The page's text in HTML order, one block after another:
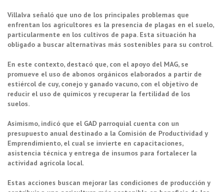
Villalva señaló que uno de los principales problemas que
enfrentan los agricultores es la presencia de plagas en el suelo,
particularmente en los cultivos de papa. Esta situación ha
obligado a buscar alternativas más sostenibles para su control.
En este contexto, destacó que, con el apoyo del MAG, se
promueve el uso de abonos orgánicos elaborados a partir de
estiércol de cuy, conejo y ganado vacuno, con el objetivo de
reducir el uso de químicos y recuperar la fertilidad de los
suelos.
Asimismo, indicó que el GAD parroquial cuenta con un
presupuesto anual destinado a la Comisión de Productividad y
Emprendimiento, el cual se invierte en capacitaciones,
asistencia técnica y entrega de insumos para fortalecer la
actividad agrícola local.
Estas acciones buscan mejorar las condiciones de producción y